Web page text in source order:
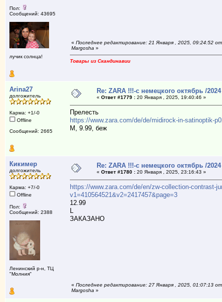
Пол:
Сообщений: 43695
лучик солнца!
« Последнее редактирование: 21 Января , 2025, 09:24:52 от
Margosha »
Товары из Скандинавии
Arina27
долгожитель
Карма: +1/-0
Offline
Сообщений: 2665
Re: ZARA !!!-с немецкого октябрь /2024
« Ответ #1779 :20 Января , 2025, 19:40:46 »
Прелесть
https://www.zara.com/de/de/midirock-in-satinoptik-
М, 9.99, беж
Кикимер
долгожитель
Карма: +7/-0
Offline
Пол:
Сообщений: 2388
Ленинский р-н, ТЦ
"Молния"
Re: ZARA !!!-с немецкого октябрь /2024
« Ответ #1780 :20 Января , 2025, 23:16:43 »
https://www.zara.com/de/en/zw-collection-contrast-
v1=410564521&v2=2417457&page=3
12.99
L
ЗАКАЗАНО
« Последнее редактирование: 27 Января , 2025, 01:07:13 от
Margosha »